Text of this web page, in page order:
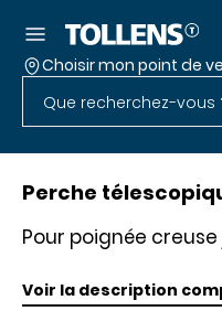
Passer la liste
Choisir mon point de
Rechercher dans le
Accéder au menu
Perche
Pour poignée
Voir la description